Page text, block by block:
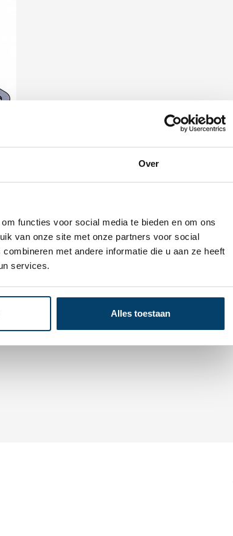
Over
functies voor social media te bieden en om ons
van onze site met onze partners voor social
met andere informatie die u aan ze heeft
services.
Alles toestaan